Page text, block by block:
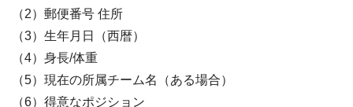
（2）郵便番号 住所
（3）生年月日（西暦）
（4）身長/体重
（5）現在の所属チーム名（ある場合）
（6）得意なポジション